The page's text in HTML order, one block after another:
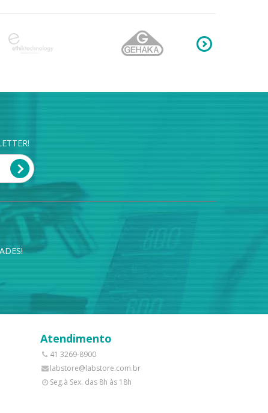
Atendimento
41 3269-8900
labstore@labstore.com.br
Seg.à Sex. das 8h às 18h